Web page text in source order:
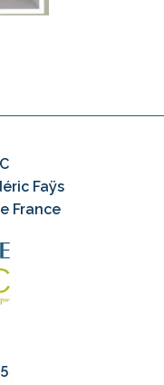
Faÿs
France